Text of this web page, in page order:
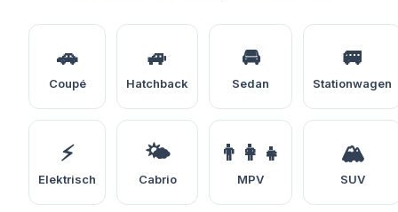
🚗
Coupé
🚙
Hatchback
🚘
Sedan
🚐
Stationwagen
⚡
Elektrisch
🌤️
Cabrio
👨‍👩‍👧
MPV
🏔️
SUV